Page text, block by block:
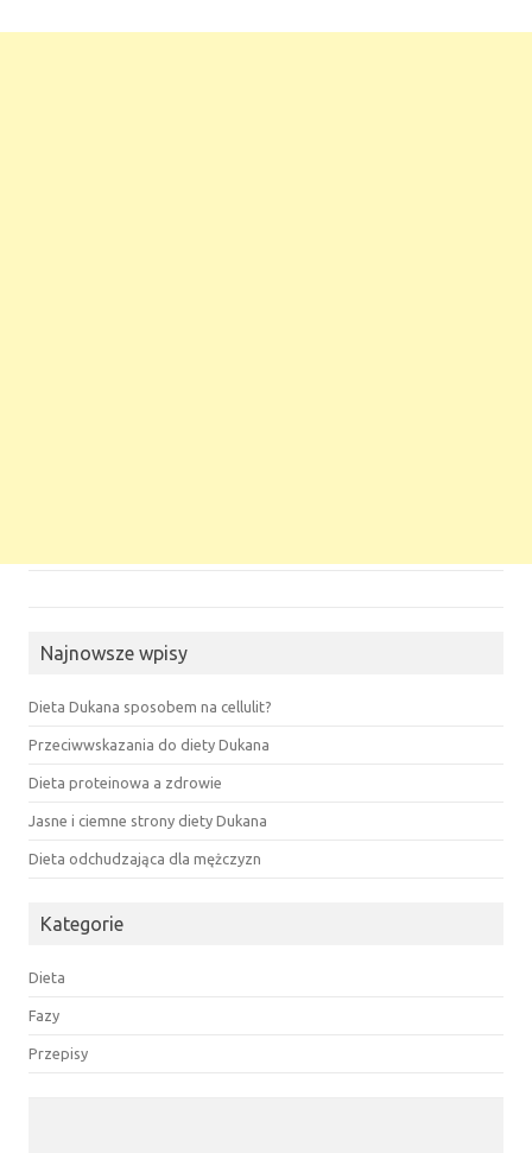
Najnowsze wpisy
Dieta Dukana sposobem na cellulit?
Przeciwwskazania do diety Dukana
Dieta proteinowa a zdrowie
Jasne i ciemne strony diety Dukana
Dieta odchudzająca dla mężczyzn
Kategorie
Dieta
Fazy
Przepisy